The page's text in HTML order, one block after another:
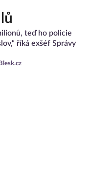
teď ho policie
říká exšéf Správy
Blesk.cz